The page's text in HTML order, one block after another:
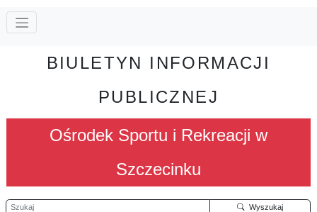
BIULETYN INFORMACJI
PUBLICZNEJ
Ośrodek Sportu i Rekreacji w
Szczecinku
Szukaj Wyszukaj